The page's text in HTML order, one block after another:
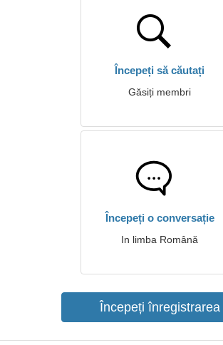
Începeți să căutați
Găsiți membri
Începeți o conversație
In limba Română
Începeți înregistrarea